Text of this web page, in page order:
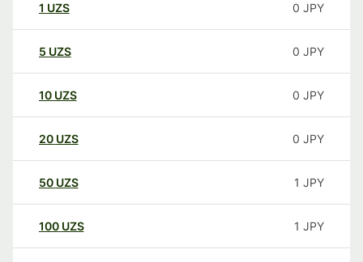
1 UZS 0 JPY
5 UZS 0 JPY
10 UZS 0 JPY
20 UZS 0 JPY
50 UZS 1 JPY
100 UZS 1 JPY